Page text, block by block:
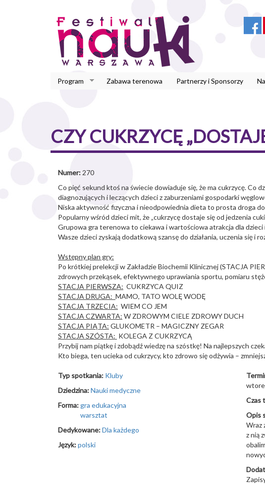
Program Zabawa terenowa Partnerzy i Sponsorzy
CZY CUKRZYCĘ
Numer: 270
Co pięć sekund ktoś na świecie dowiaduje się, że ma cukrzycę. Co
diagnozujących i leczących dzieci z zaburzeniami gospodarki
Niska aktywność fizyczna i nieodpowiednia dieta to prosta droga
Popularny wśród dzieci mit, że „cukrzycę dostaje się od
Grupowa gra terenowa to ciekawa i wartościowa atrakcja dla
Wasze dzieci zyskają dodatkową szansę do działania, uczenia się i
Wstępny plan gry:
Po krótkiej prelekcji w Zakładzie Biochemii Klinicznej (STACJA
zdrowych przekąsek, efektywnego uprawiania sportu, pomiaru
STACJA PIERWSZA: CUKRZYCA QUIZ
STACJA DRUGA: MAMO, TATO WOLĘ WODĘ
STACJA TRZECIA: WIEM CO JEM
STACJA CZWARTA: W ZDROWYM CIELE ZDROWY DUCH
STACJA PIĄTA: GLUKOMETR – MAGICZNY ZEGAR
STACJA SZÓSTA: KOLEGA Z CUKRZYCĄ
Przybij nam piątkę i zdobądź wiedzę na szóstkę! Na najlepszych
Kto biega, ten ucieka od cukrzycy, kto zdrowo się odżywia –
Typ spotkania: Kluby
Dziedzina:Nauki medyczne
Forma: gra edukacyjna
warsztat
Dedykowane:Dla każdego
Język:polski
Czas
Opis
Wraz
z nią